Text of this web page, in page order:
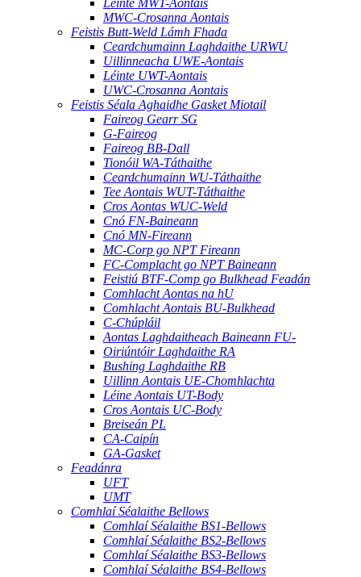
Léinte MWT-Aontais
MWC-Crosanna Aontais
Feistis Butt-Weld Lámh Fhada
Ceardchumainn Laghdaithe URWU
Uillinneacha UWE-Aontais
Léinte UWT-Aontais
UWC-Crosanna Aontais
Feistis Séala Aghaidhe Gasket Miotail
Faireog Gearr SG
G-Faireog
Faireog BB-Dall
Tionóil WA-Táthaithe
Ceardchumainn WU-Táthaithe
Tee Aontais WUT-Táthaithe
Cros Aontas WUC-Weld
Cnó FN-Baineann
Cnó MN-Fireann
MC-Corp go NPT Fireann
FC-Complacht go NPT Baineann
Feistiú BTF-Comp go Bulkhead Feadán
Comhlacht Aontas na hU
Comhlacht Aontais BU-Bulkhead
C-Chúpláil
Aontas Laghdaitheach Baineann FU-
Oiriúntóir Laghdaithe RA
Bushing Laghdaithe RB
Uillinn Aontais UE-Chomhlachta
Léine Aontais UT-Body
Cros Aontais UC-Body
Breiseán PL
CA-Caipín
GA-Gasket
Feadánra
UFT
UMT
Comhlaí Séalaithe Bellows
Comhlaí Séalaithe BS1-Bellows
Comhlaí Séalaithe BS2-Bellows
Comhlaí Séalaithe BS3-Bellows
Comhlaí Séalaithe BS4-Bellows